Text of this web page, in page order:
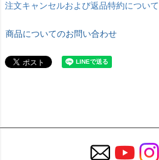
注文キャンセルおよび返品特約について
商品についてのお問い合わせ